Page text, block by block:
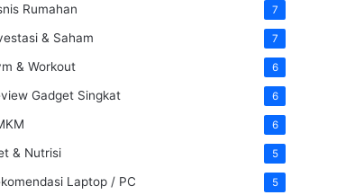
Rumahan 7
& Saham 7
& Workout 6
Gadget Singkat 6
6
& Nutrisi 5
Laptop / PC 5